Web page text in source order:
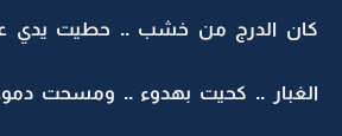
كان الدرج من خشب .. حطيت يدي
الغبار .. كحيت بهدوء .. ومسحت